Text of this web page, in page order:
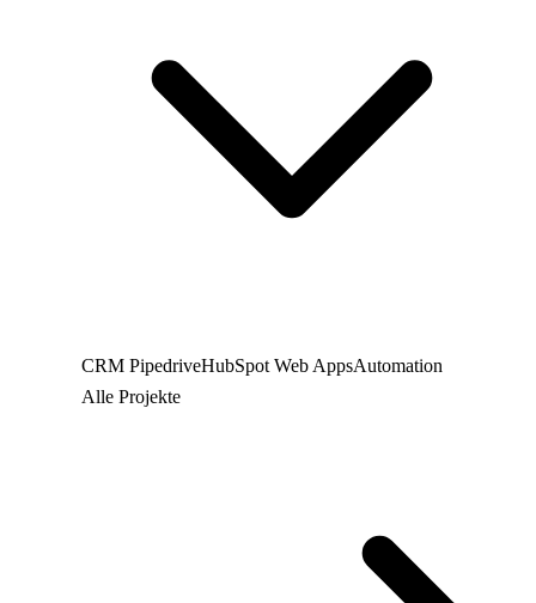
CRM PipedriveHubSpot Web AppsAutomation
Alle Projekte